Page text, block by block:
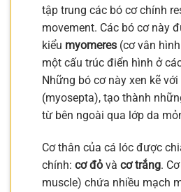
tập trung các bó cơ chính
movement. Các bó cơ này
kiểu myomeres (cơ vân
một cấu trúc điển hình ở
Những bó cơ này xen kẽ
(myosepta), tạo thành
từ bên ngoài qua lớp da
Cơ thân của cá lóc được
chính: cơ đỏ và cơ trắng.
muscle) chứa nhiều mạch